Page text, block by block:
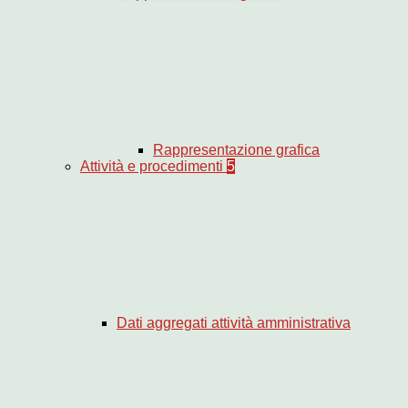
Rappresentazione grafica
Attività e procedimenti 5
Dati aggregati attività amministrativa